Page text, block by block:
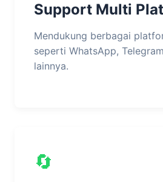
Support Multi
Mendukung berbagai
seperti WhatsApp,
lainnya.
🔄